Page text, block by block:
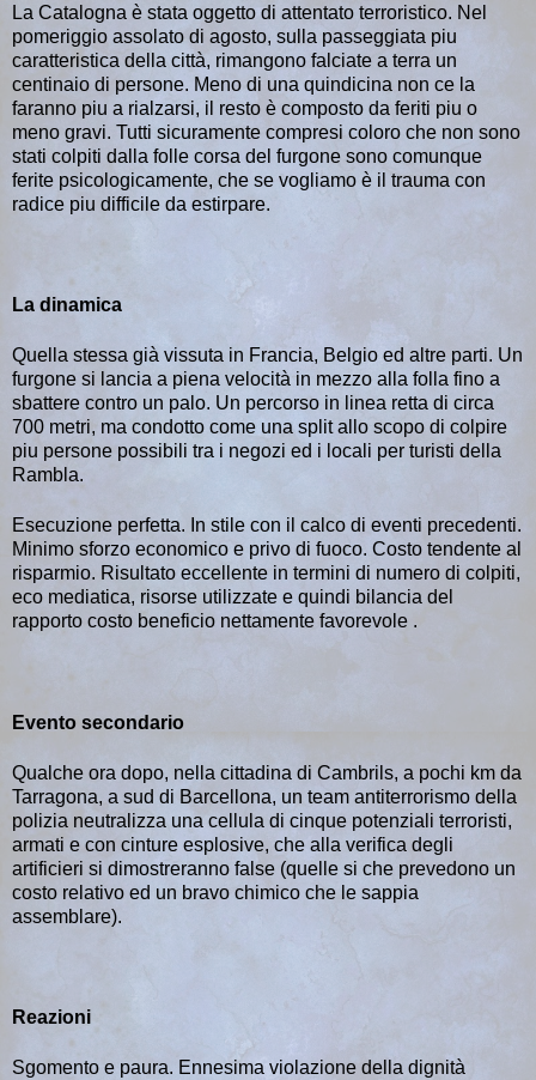
La Catalogna è stata oggetto di attentato terroristico. Nel
pomeriggio assolato di agosto, sulla passeggiata piu
caratteristica della città, rimangono falciate a terra un
centinaio di persone. Meno di una quindicina non ce la
faranno piu a rialzarsi, il resto è composto da feriti piu o
meno gravi. Tutti sicuramente compresi coloro che non sono
stati colpiti dalla folle corsa del furgone sono comunque
ferite psicologicamente, che se vogliamo è il trauma con
radice piu difficile da estirpare.
La dinamica
Quella stessa già vissuta in Francia, Belgio ed altre parti. Un
furgone si lancia a piena velocità in mezzo alla folla fino a
sbattere contro un palo. Un percorso in linea retta di circa
700 metri, ma condotto come una split allo scopo di colpire
piu persone possibili tra i negozi ed i locali per turisti della
Rambla.
Esecuzione perfetta. In stile con il calco di eventi precedenti.
Minimo sforzo economico e privo di fuoco. Costo tendente al
risparmio. Risultato eccellente in termini di numero di colpiti,
eco mediatica, risorse utilizzate e quindi bilancia del
rapporto costo beneficio nettamente favorevole .
Evento secondario
Qualche ora dopo, nella cittadina di Cambrils, a pochi km da
Tarragona, a sud di Barcellona, un team antiterrorismo della
polizia neutralizza una cellula di cinque potenziali terroristi,
armati e con cinture esplosive, che alla verifica degli
artificieri si dimostreranno false (quelle si che prevedono un
costo relativo ed un bravo chimico che le sappia
assemblare).
Reazioni
Sgomento e paura. Ennesima violazione della dignità